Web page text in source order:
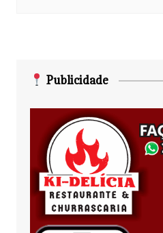
Publicidade